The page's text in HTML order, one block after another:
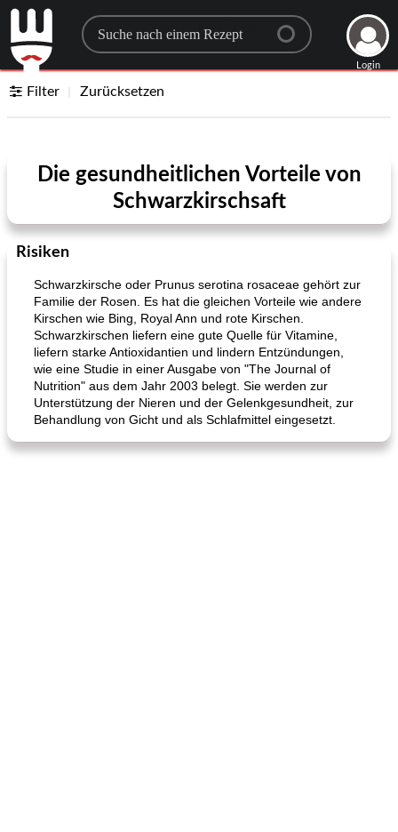
Search for a recipe
Login
Filter Zurücksetzen
Die gesundheitlichen Vorteile von
Schwarzkirschsaft
Risiken
Schwarzkirsche oder Prunus serotina rosaceae gehört zur
Familie der Rosen. Es hat die gleichen Vorteile wie andere
Kirschen wie Bing, Royal Ann und rote Kirschen.
Schwarzkirschen liefern eine gute Quelle für Vitamine,
liefern starke Antioxidantien und lindern Entzündungen,
wie eine Studie in einer Ausgabe von "The Journal of
Nutrition" aus dem Jahr 2003 belegt. Sie werden zur
Unterstützung der Nieren und der Gelenkgesundheit, zur
Behandlung von Gicht und als Schlafmittel eingesetzt.